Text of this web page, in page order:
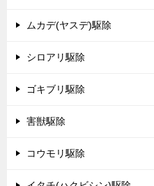
ムカデ(ヤスデ)駆除
シロアリ駆除
ゴキブリ駆除
害獣駆除
コウモリ駆除